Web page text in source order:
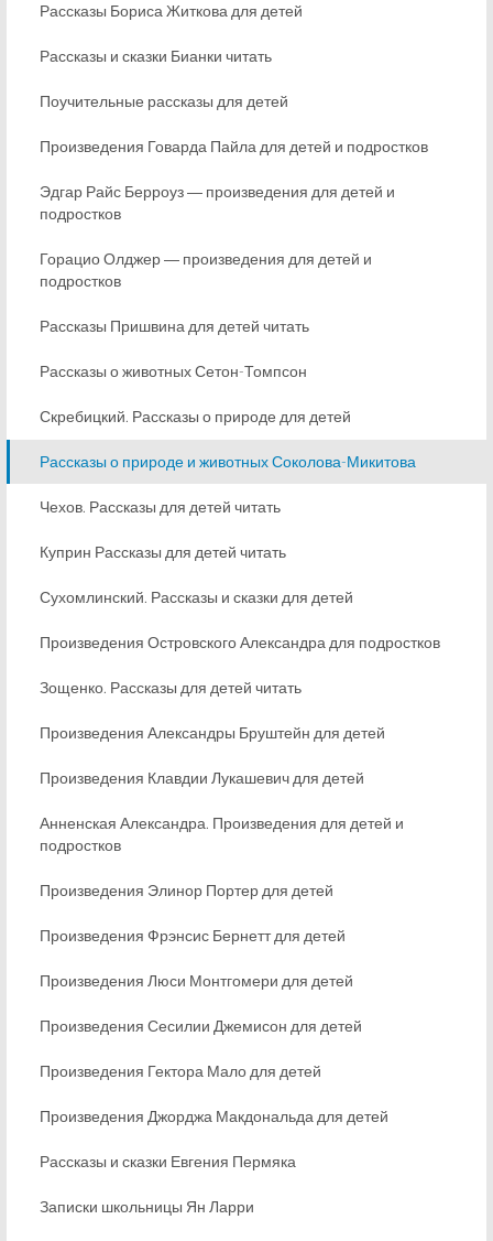
Рассказы Бориса Житкова для детей
Рассказы и сказки Бианки читать
Поучительные рассказы для детей
Произведения Говарда Пайла для детей и подростков
Эдгар Райс Берроуз ― произведения для детей и
подростков
Горацио Олджер ― произведения для детей и
подростков
Рассказы Пришвина для детей читать
Рассказы о животных Сетон-Томпсон
Скребицкий. Рассказы о природе для детей
Рассказы о природе и животных Соколова-Микитова
Чехов. Рассказы для детей читать
Куприн Рассказы для детей читать
Сухомлинский. Рассказы и сказки для детей
Произведения Островского Александра для подростков
Зощенко. Рассказы для детей читать
Произведения Александры Бруштейн для детей
Произведения Клавдии Лукашевич для детей
Анненская Александра. Произведения для детей и
подростков
Произведения Элинор Портер для детей
Произведения Фрэнсис Бернетт для детей
Произведения Люси Монтгомери для детей
Произведения Сесилии Джемисон для детей
Произведения Гектора Мало для детей
Произведения Джорджа Макдональда для детей
Рассказы и сказки Евгения Пермяка
Записки школьницы Ян Ларри